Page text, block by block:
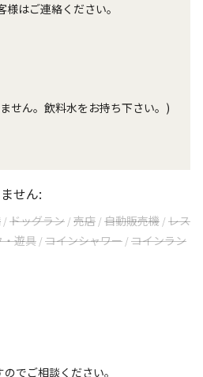
はご連絡ください。
せん。飲料水をお持ち下さい。)
せん:
/ドッグラン /売店 /自動販売機 /レス
遊具 /コインシャワー /コインラン
でご相談ください。